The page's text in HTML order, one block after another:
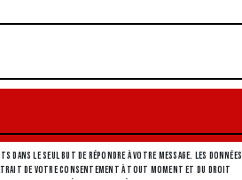
le seul but de répondre à votre message. Les données
de votre consentement à tout moment et du droit